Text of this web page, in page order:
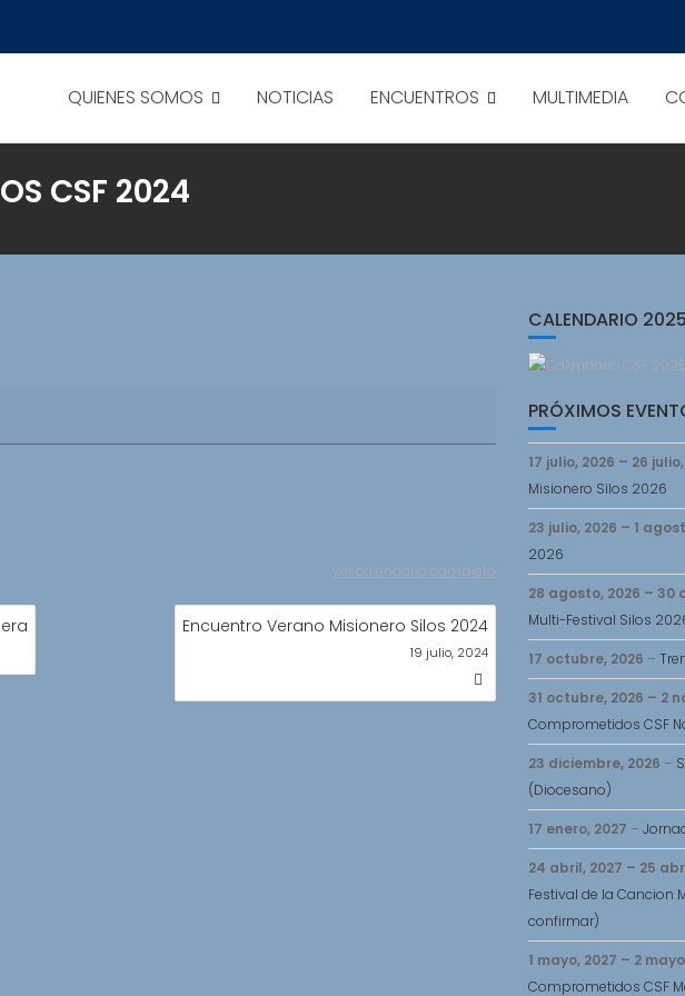
QUIENES SOMOS NOTICIAS ENCUENTROS MULTIMEDIA
CSF 2024
Ver calendario completo
Encuentro Verano Misionero Silos 2024
19 julio, 2024
CALENDARIO
PRÓXIMOS
17 julio, 2026 – 26
Misionero Silos 2026
23 julio, 2026 – 1
2026
28 agosto, 2026 – 30
Multi-Festival Silos
17 octubre, 2026 –
31 octubre, 2026 – 2
Comprometidos CSF
23 diciembre, 2026 –
(Diocesano)
17 enero, 2027 –
24 abril, 2027 – 25
Festival de la Cancion
confirmar)
1 mayo, 2027 – 2
Comprometidos CSF